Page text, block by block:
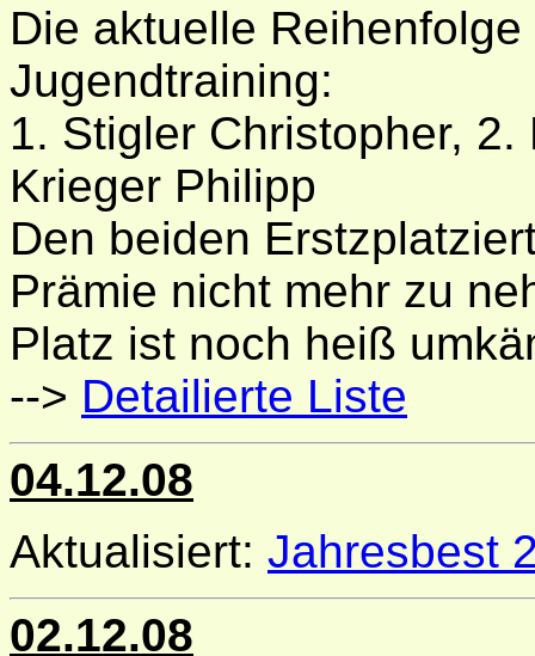
Die aktuelle
Jugendtraining:
1. Stigler Christopher,
Krieger Philipp
Den beiden
Prämie nicht mehr zu
Platz ist noch heiß
--> Detailierte Liste
04.12.08
Aktualisiert: Jahresbest
02.12.08